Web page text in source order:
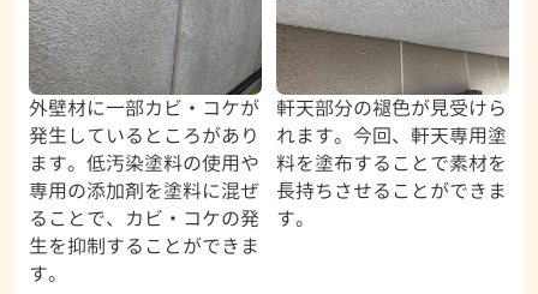
外壁材に一部カビ・コケが
発生しているところがあり
ます。低汚染塗料の使用や
専用の添加剤を塗料に混ぜ
ることで、カビ・コケの発
生を抑制することができま
す。
軒天部分の褪色が見受けら
れます。今回、軒天専用塗
料を塗布することで素材を
長持ちさせることができま
す。